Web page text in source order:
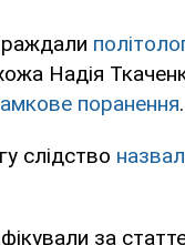
Надія
поранення.
слідство
за